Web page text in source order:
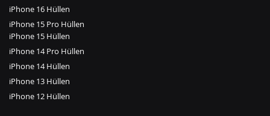
iPhone 16 Hüllen
iPhone 15 Pro Hüllen
iPhone 15 Hüllen
iPhone 14 Pro Hüllen
iPhone 14 Hüllen
iPhone 13 Hüllen
iPhone 12 Hüllen